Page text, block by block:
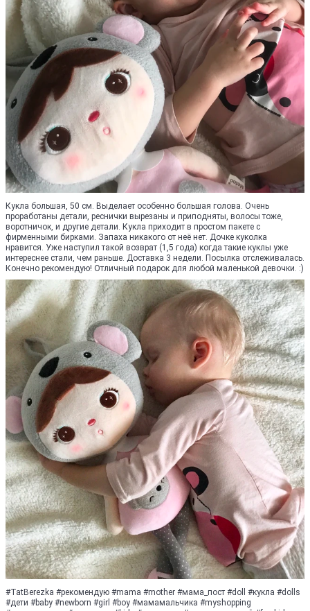
Кукла большая, 50 см. Выделает особенно большая голова. Очень
проработаны детали, реснички вырезаны и приподняты, волосы тоже,
воротничок, и другие детали. Кукла приходит в простом пакете с
фирменными бирками. Запаха никакого от неё нет. Дочке куколка
нравится. Уже наступил такой возврат (1,5 года) когда такие куклы уже
интереснее стали, чем раньше. Доставка 3 недели. Посылка отслеживалась.
Конечно рекомендую! Отличный подарок для любой маленькой девочки. :)
#TatBerezka #рекомендую #mama #mother #мама_пост #doll #кукла #dolls
#дети #baby #newborn #girl #boy #мамамальчика #myshopping